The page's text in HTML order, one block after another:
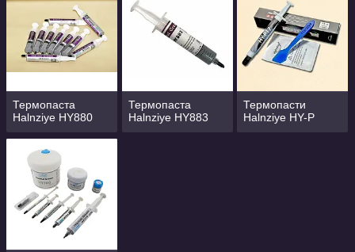
Термопаста
Halnziye HY880
Термопаста
Halnziye HY883
Термопасти
Halnziye HY-P